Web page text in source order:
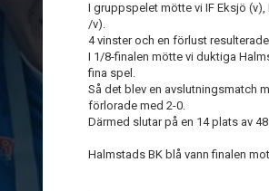
I gruppspelet mötte vi IF Eksjö (v),
/v).
4 vinster och en förlust
I 1/8-finalen mötte vi duktiga
fina spel.
Så det blev en avslutningsmatch
förlorade med 2-0.
Därmed slutar på en 14 plats av
Halmstads BK blå vann finalen